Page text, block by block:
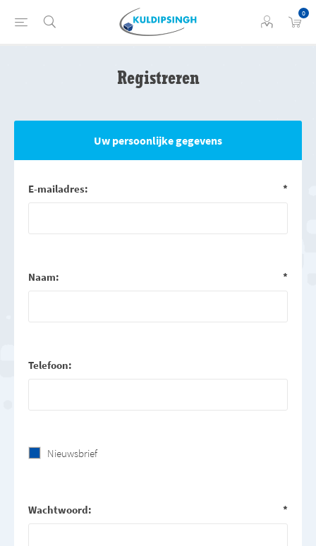
0
Registreren
Uw persoonlijke gegevens
E-mailadres: *
Naam: *
Telefoon:
Nieuwsbrief
Wachtwoord: *